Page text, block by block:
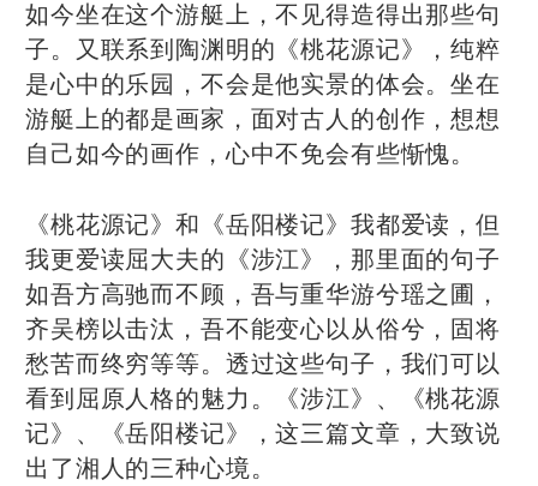
如今坐在这个游艇上，不见得造得出那些句
子。又联系到陶渊明的《桃花源记》，纯粹
是心中的乐园，不会是他实景的体会。坐在
游艇上的都是画家，面对古人的创作，想想
自己如今的画作，心中不免会有些惭愧。
《桃花源记》和《岳阳楼记》我都爱读，但
我更爱读屈大夫的《涉江》，那里面的句子
如吾方高驰而不顾，吾与重华游兮瑶之圃，
齐吴榜以击汰，吾不能变心以从俗兮，固将
愁苦而终穷等等。透过这些句子，我们可以
看到屈原人格的魅力。《涉江》、《桃花源
记》、《岳阳楼记》，这三篇文章，大致说
出了湘人的三种心境。